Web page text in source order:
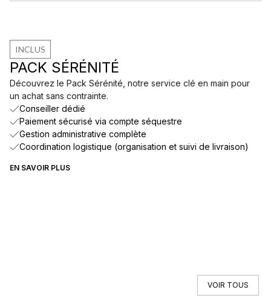
INCLUS
PACK SÉRÉNITÉ
Découvrez le Pack Sérénité, notre service clé en main pour
un achat sans contrainte.
Conseiller dédié
Paiement sécurisé via compte séquestre
Gestion administrative complète
Coordination logistique (organisation et suivi de livraison)
EN SAVOIR PLUS
VOIR TOUS